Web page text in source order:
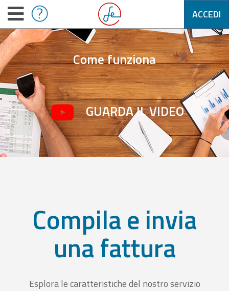
ACCEDI
Come funziona
GUARDA IL VIDEO
Compila e invia
una fattura
Esplora le caratteristiche del nostro servizio